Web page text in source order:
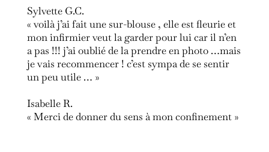
Sylvette G.C.
« voilà j’ai fait une sur-blouse , elle est fleurie et
mon infirmier veut la garder pour lui car il n’en
a pas !!! j’ai oublié de la prendre en photo …mais
je vais recommencer ! c’est sympa de se sentir
un peu utile … »
Isabelle R.
« Merci de donner du sens à mon confinement »